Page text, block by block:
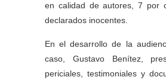
en calidad de autores, 7 por
declarados inocentes.
En el desarrollo de la
caso, Gustavo Benítez,
periciales, testimoniales y